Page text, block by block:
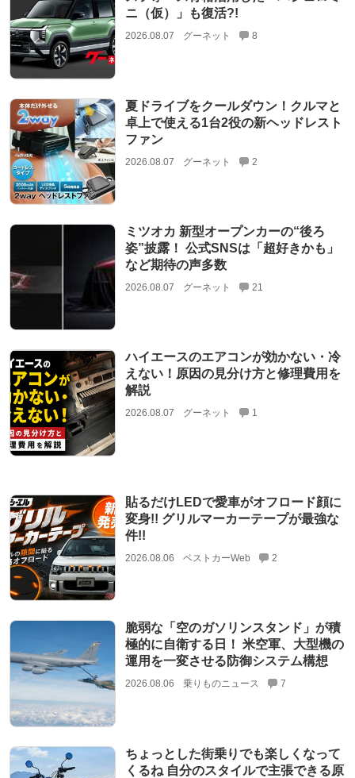
ニ（仮）」も復活?!
2026.08.07 グーネット 8
夏ドライブをクールダウン！クルマと
卓上で使える1台2役の新ヘッドレスト
ファン
2026.08.07 グーネット 2
ミツオカ 新型オープンカーの“後ろ
姿”披露！ 公式SNSは「超好きかも」
など期待の声多数
2026.08.07 グーネット 21
ハイエースのエアコンが効かない・冷
えない！原因の見分け方と修理費用を
解説
2026.08.07 グーネット 1
貼るだけLEDで愛車がオフロード顔に
変身!! グリルマーカーテープが最強な
件!!
2026.08.06 ベストカーWeb 2
脆弱な「空のガソリンスタンド」が積
極的に自衛する日！ 米空軍、大型機の
運用を一変させる防御システム構想
2026.08.06 乗りものニュース 7
ちょっとした街乗りでも楽しくなって
くるね 自分のスタイルで主張できる原